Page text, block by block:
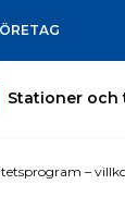
Stationer och
–